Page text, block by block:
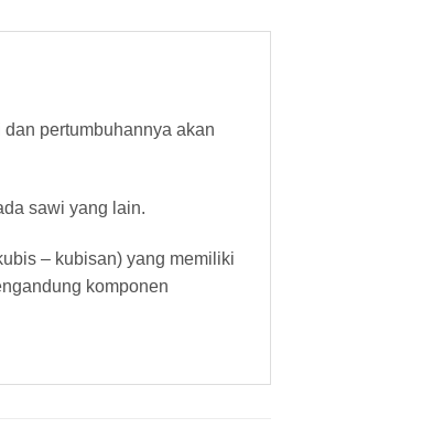
pertumbuhannya akan
sawi yang lain.
– kubisan) yang memiliki
komponen